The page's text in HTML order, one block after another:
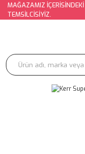
MAĞAZAMIZ
TEMSİLCİSİYİZ.